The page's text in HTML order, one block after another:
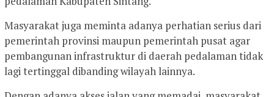
Masyarakat juga meminta adanya perhatian serius dari
pemerintah provinsi maupun pemerintah pusat agar
pembangunan infrastruktur di daerah pedalaman tidak
lagi tertinggal dibanding wilayah lainnya.